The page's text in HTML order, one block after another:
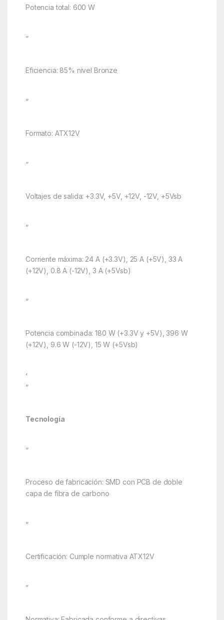
Potencia total: 600 W
”
Eficiencia: 85% nivel Bronze
”
Formato: ATX12V
”
Voltajes de salida: +3.3V, +5V, +12V, -12V, +5Vsb
”
Corriente máxima: 24 A (+3.3V), 25 A (+5V), 33 A
(+12V), 0.8 A (-12V), 3 A (+5Vsb)
”
Potencia combinada: 180 W (+3.3V y +5V), 396 W
(+12V), 9.6 W (-12V), 15 W (+5Vsb)
‘
”
Tecnología
”
Proceso de fabricación: SMD con PCB de doble
capa de fibra de carbono
”
Certificación: Cumple normativa ATX12V
”